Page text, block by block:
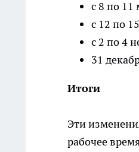
с 8 по
с 12 по
с 2 по 4
31
Итоги
Эти
рабочее